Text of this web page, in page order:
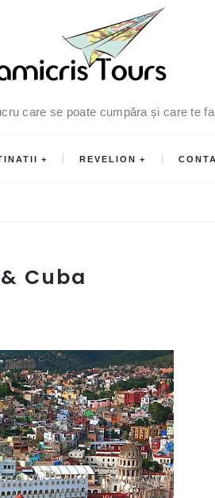
care se poate cumpăra și care te
REVELION
Cuba